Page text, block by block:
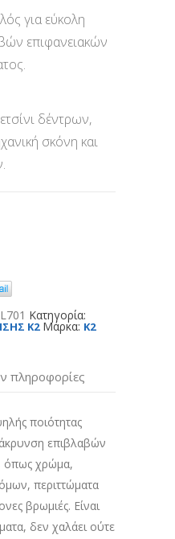
για εύκολη
επιφανειακών
δέντρων,
σκόνη και
Κατηγορία:
K2 Μάρκα: K2
πληροφορίες
ποιότητας
επιβλαβών
όπως χρώμα,
περιττώματα
βρωμιές. Είναι
δεν χαλάει ούτε